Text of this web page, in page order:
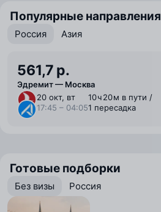
Популярные направления
Россия Азия
561,7 р.
Эдремит — Москва
20 окт, вт
17:45 – 04:05
10 ⁠ч 20 ⁠м в пути /
1 пересадка
Готовые подборки
Без визы Россия